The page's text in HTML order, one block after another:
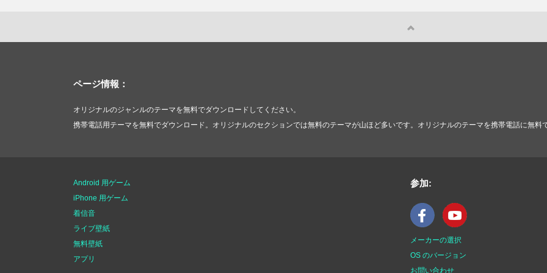
ページ情報：
オリジナルのジャンルのテーマを無料でダウンロードしてください。
携帯電話用テーマを無料でダウンロード。オリジナルのセクションでは無料のテーマが山ほど多いです。オリジナルのテーマを携帯電話に無料
Android 用ゲーム
iPhone 用ゲーム
着信音
ライブ壁紙
無料壁紙
アプリ
参加:
メーカーの選択
OS のバージョン
お問い合わせ